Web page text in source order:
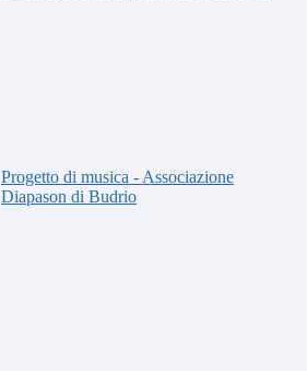
Progetto di musica - Associazione
Diapason di Budrio